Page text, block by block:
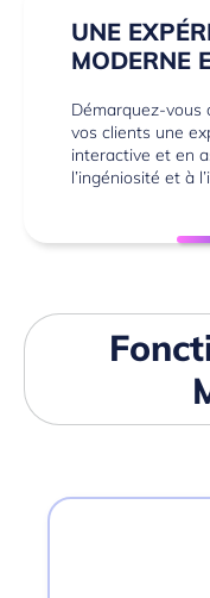
UNE
MODERNE
Démarquez-vous
vos clients une
interactive et en
l’ingéniosité et à